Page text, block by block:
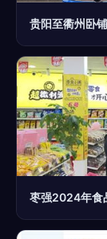
贵阳至衢州卧